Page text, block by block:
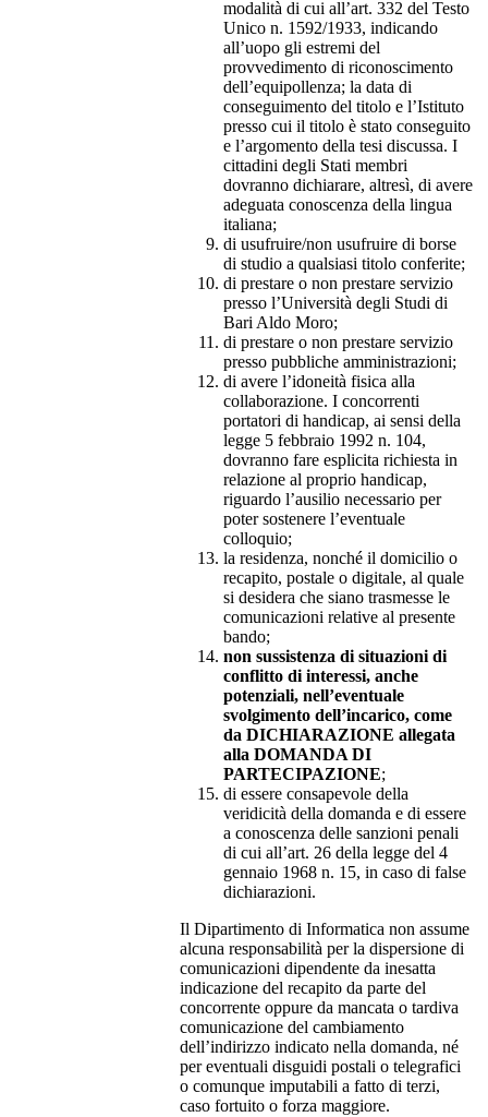
modalità di cui all’art. 332 del Testo
Unico n. 1592/1933, indicando
all’uopo gli estremi del
provvedimento di riconoscimento
dell’equipollenza; la data di
conseguimento del titolo e l’Istituto
presso cui il titolo è stato conseguito
e l’argomento della tesi discussa. I
cittadini degli Stati membri
dovranno dichiarare, altresì, di avere
adeguata conoscenza della lingua
italiana;
di usufruire/non usufruire di borse
di studio a qualsiasi titolo conferite;
di prestare o non prestare servizio
presso l’Università degli Studi di
Bari Aldo Moro;
di prestare o non prestare servizio
presso pubbliche amministrazioni;
di avere l’idoneità fisica alla
collaborazione. I concorrenti
portatori di handicap, ai sensi della
legge 5 febbraio 1992 n. 104,
dovranno fare esplicita richiesta in
relazione al proprio handicap,
riguardo l’ausilio necessario per
poter sostenere l’eventuale
colloquio;
la residenza, nonché il domicilio o
recapito, postale o digitale, al quale
si desidera che siano trasmesse le
comunicazioni relative al presente
bando;
non sussistenza di situazioni di
conflitto di interessi, anche
potenziali, nell’eventuale
svolgimento dell’incarico, come
da DICHIARAZIONE allegata
alla DOMANDA DI
PARTECIPAZIONE;
di essere consapevole della
veridicità della domanda e di essere
a conoscenza delle sanzioni penali
di cui all’art. 26 della legge del 4
gennaio 1968 n. 15, in caso di false
dichiarazioni.
Il Dipartimento di Informatica non assume
alcuna responsabilità per la dispersione di
comunicazioni dipendente da inesatta
indicazione del recapito da parte del
concorrente oppure da mancata o tardiva
comunicazione del cambiamento
dell’indirizzo indicato nella domanda, né
per eventuali disguidi postali o telegrafici
o comunque imputabili a fatto di terzi,
caso fortuito o forza maggiore.